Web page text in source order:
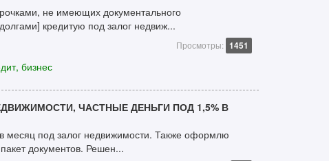
не имеющих документального
кредитую под залог недвиж...
Просмотры: 1451
бизнес
ЧАСТНЫЕ ДЕНЬГИ ПОД 1,5% В
месяц под залог недвижимости. Также оформлю
документов. Решен...